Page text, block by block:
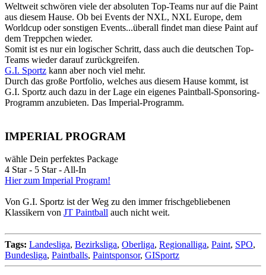
Weltweit schwören viele der absoluten Top-Teams nur auf die Paint
aus diesem Hause. Ob bei Events der NXL, NXL Europe, dem
Worldcup oder sonstigen Events...überall findet man diese Paint auf
dem Treppchen wieder.
Somit ist es nur ein logischer Schritt, dass auch die deutschen Top-
Teams wieder darauf zurückgreifen.
G.I. Sportz kann aber noch viel mehr.
Durch das große Portfolio, welches aus diesem Hause kommt, ist
G.I. Sportz auch dazu in der Lage ein eigenes Paintball-Sponsoring-
Programm anzubieten. Das Imperial-Programm.
IMPERIAL PROGRAM
wähle Dein perfektes Package
4 Star - 5 Star - All-In
Hier zum Imperial Program!
Von G.I. Sportz ist der Weg zu den immer frischgebliebenen
Klassikern von JT Paintball auch nicht weit.
Tags: Landesliga, Bezirksliga, Oberliga, Regionalliga, Paint, SPO,
Bundesliga, Paintballs, Paintsponsor, GISportz